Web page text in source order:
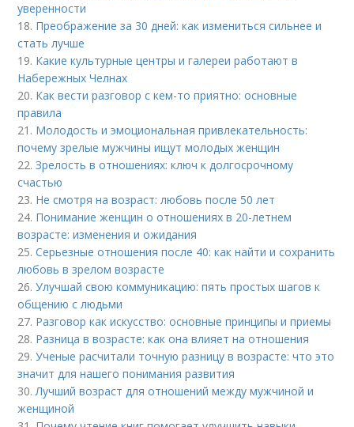
уверенности
18. Преображение за 30 дней: как измениться сильнее и
стать лучше
19. Какие культурные центры и галереи работают в
Набережных Челнах
20. Как вести разговор с кем-то приятно: основные
правила
21. Молодость и эмоциональная привлекательность:
почему зрелые мужчины ищут молодых женщин
22.Зрелость в отношениях: ключ к долгосрочному
счастью
23. Не смотря на возраст: любовь после 50 лет
24. Понимание женщин о отношениях в 20-летнем
возрасте: изменения и ожидания
25.Серьезные отношения после 40: как найти и сохранить
любовь в зрелом возрасте
26.Улучшай свою коммуникацию: пять простых шагов к
общению с людьми
27. Разговор как искусство: основные принципы и приемы
28. Разница в возрасте: как она влияет на отношения
29.Ученые расчитали точную разницу в возрасте: что это
значит для нашего понимания развития
30.Лучший возраст для отношений между мужчиной и
женщиной